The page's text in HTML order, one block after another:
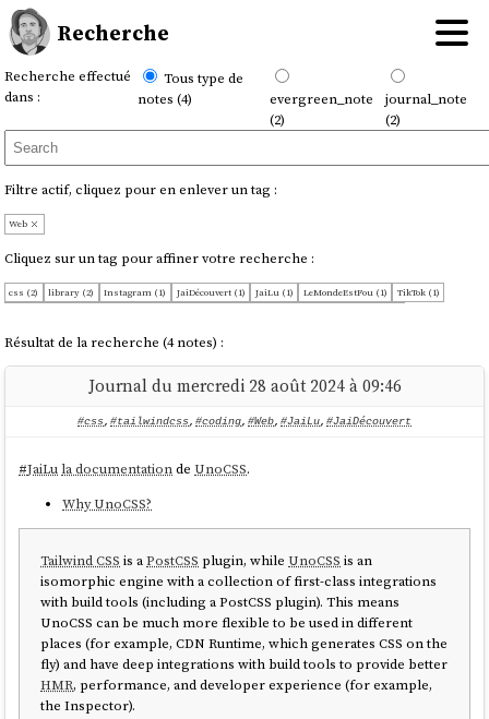
Recherche
Recherche effectué
dans :
Tous type de
notes (4)
evergreen_note
(2)
journal_note
(2)
Filtre actif, cliquez pour en enlever un tag :
Web
Cliquez sur un tag pour affiner votre recherche :
css (2) library (2) Instagram (1) JaiDécouvert (1) JaiLu (1) LeMondeEstFou (1)
TikTok (1)
Résultat de la recherche (4 notes) :
Journal du mercredi 28 août 2024 à 09:46
#css, #tailwindcss, #coding, #Web, #JaiLu, #JaiDécouvert
#JaiLu la documentationdeUnoCSS.
Why UnoCSS?
Tailwind CSS is aPostCSS plugin, whileUnoCSS is an
isomorphic engine with a collection of first-class integrations
with build tools (including a PostCSS plugin). This means
UnoCSS can be much more flexible to be used in different
places (for example, CDN Runtime, which generates CSS on the
fly) and have deep integrations with build tools to provide better
HMR, performance, and developer experience (for example,
the Inspector).